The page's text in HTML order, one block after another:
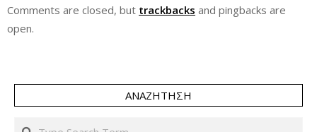
Comments are closed, but trackbacks and pingbacks are
open.
ΑΝΑΖΉΤΗΣΗ
Search